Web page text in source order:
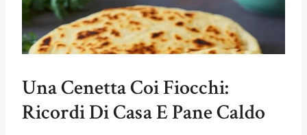
Una Cenetta Coi Fiocchi:
Ricordi Di Casa E Pane Caldo